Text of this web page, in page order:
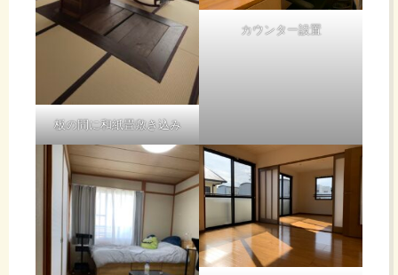
板の間に和紙畳敷き込み
カウンター設置